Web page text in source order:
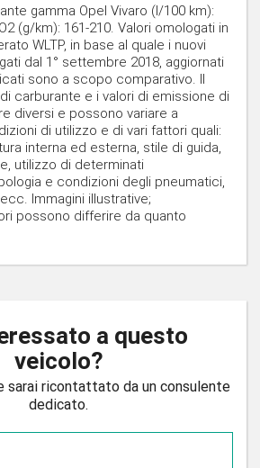
gamma Opel Vivaro (l/100 km):
(g/km): 161-210. Valori omologati in
WLTP, in base al quale i nuovi
dal 1° settembre 2018, aggiornati
sono a scopo comparativo. Il
carburante e i valori di emissione di
diversi e possono variare a
di utilizzo e di vari fattori quali:
interna ed esterna, stile di guida,
utilizzo di determinati
e condizioni degli pneumatici,
Immagini illustrative;
possono differire da quanto
a questo
veicolo?
sarai ricontattato da un consulente
dedicato.